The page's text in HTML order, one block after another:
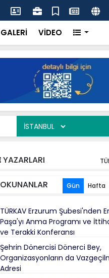
Bey,
GALERİ VİDEO
YAZARLARI
Gün Hafta
TÜRKAV Erzurum Şubesi'nden
Paşa'yı Anma Programı ve
ve Terakki Konferansı
Şehrin Dönercisi Dönerci Bey,
Organizasyonların da
Adresi